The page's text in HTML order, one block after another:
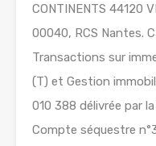
CONTINENTS 44120
00040, RCS Nantes.
Transactions sur
(T) et Gestion
010 388 délivrée par
Compte séquestre